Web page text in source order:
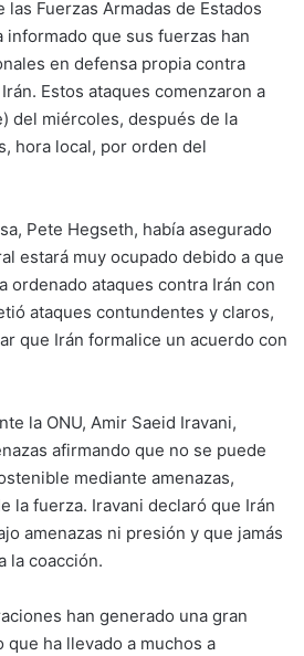
las Fuerzas Armadas de Estados
informado que sus fuerzas han
en defensa propia contra
Estos ataques comenzaron a
del miércoles, después de la
hora local, por orden del
Pete Hegseth, había asegurado
estará muy ocupado debido a que
ordenado ataques contra Irán con
ataques contundentes y claros,
que Irán formalice un acuerdo con
la ONU, Amir Saeid Iravani,
afirmando que no se puede
mediante amenazas,
la fuerza. Iravani declaró que Irán
amenazas ni presión y que jamás
la coacción.
han generado una gran
ha llevado a muchos a